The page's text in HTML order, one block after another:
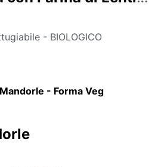
- BIOLOGICO